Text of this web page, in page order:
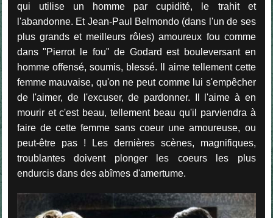
qui utilise un homme par cupidité, le trahit et
l'abandonne. Et Jean-Paul Belmondo (dans l'un de ses
plus grands et meilleurs rôles) amoureux fou comme
dans "Pierrot le fou" de Godard est bouleversant en
homme offensé, soumis, blessé. Il aime tellement cette
femme mauvaise, qu'on ne peut comme lui s'empêcher
de l'aimer, de l'excuser, de pardonner. Il l'aime à en
mourir et c'est beau, tellement beau qu'il parviendra à
faire de cette femme sans coeur une amoureuse, ou
peut-être pas ! Les dernières scènes, magnifiques,
troublantes doivent plonger les coeurs les plus
endurcis dans des abîmes d'amertume.